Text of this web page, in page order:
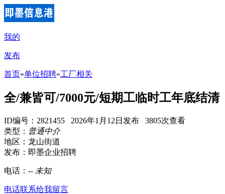
我的
发布
首页»单位招聘»工厂相关
全/兼皆可/7000元/短期工临时工年底结清
ID编号：2821455 2026年1月12日发布 3805次查看
类型： 普通中介
地区：龙山街道
发布：即墨企业招聘
电话： -- 未知
电话联系给我留言